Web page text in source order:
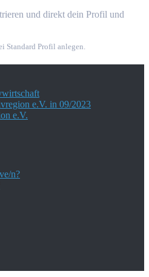
und direkt dein Profil und
Standard Profil anlegen.
e.V. in 09/2023
e.V.
n?